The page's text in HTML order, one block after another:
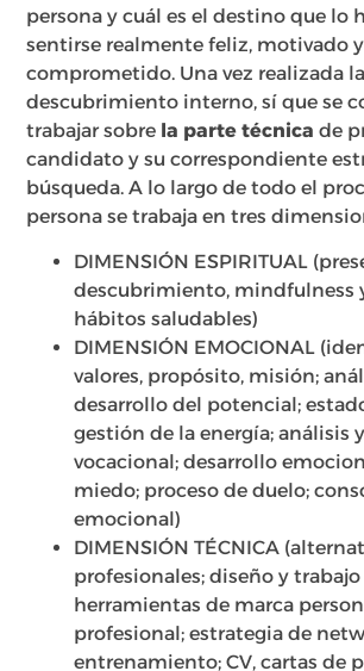
persona y cuál es el destino que lo
sentirse realmente feliz, motivado y
comprometido. Una vez realizada
descubrimiento interno, sí que se
trabajar sobre la parte técnica de
candidato y su correspondiente
búsqueda. A lo largo de todo el
persona se trabaja en tres
DIMENSIÓN ESPIRITUAL
descubrimiento, mindfulness
hábitos saludables)
DIMENSIÓN EMOCIONAL
valores, propósito, misión;
desarrollo del potencial;
gestión de la energía; análisis
vocacional; desarrollo
miedo; proceso de duelo;
emocional)
DIMENSIÓN TÉCNICA
profesionales; diseño y trabajo
herramientas de marca
profesional; estrategia de
entrenamiento; CV, cartas de